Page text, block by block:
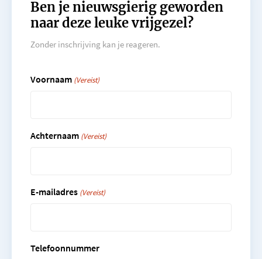
Ben je nieuwsgierig geworden
naar deze leuke vrijgezel?
Zonder inschrijving kan je reageren.
Voornaam (Vereist)
Achternaam (Vereist)
E-mailadres (Vereist)
Telefoonnummer